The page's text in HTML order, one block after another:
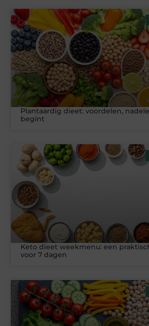
Plantaardig dieet: voordelen,
begint
Keto dieet weekmenu: een
voor 7 dagen